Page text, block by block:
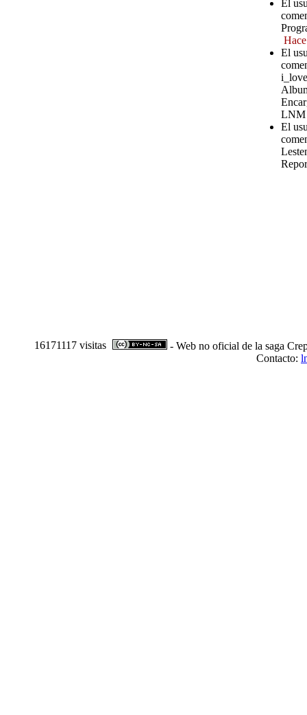
El
El
LNM
El
16171117 visitas
- Web no oficial de la saga
Contacto: